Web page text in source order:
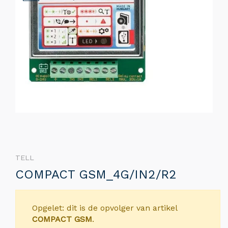
TELL
COMPACT GSM_4G/IN2/R2
Opgelet: dit is de opvolger van artikel
COMPACT GSM.